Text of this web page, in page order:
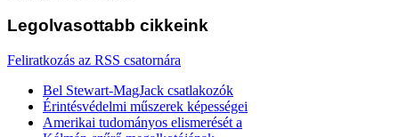
Legolvasottabb cikkeink
Feliratkozás az RSS csatornára
Bel Stewart-MagJack csatlakozók
Érintésvédelmi műszerek képességei
Amerikai tudományos elismerését a